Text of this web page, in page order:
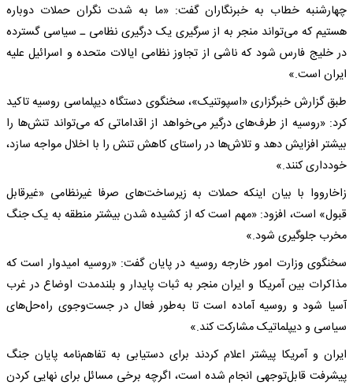
چهارشنبه خطاب به خبرنگاران گفت: «ما به شدت نگران حملات دوباره
هستیم که می‌تواند منجر به از سرگیری یک درگیری نظامی ـ سیاسی گسترده
در خلیج فارس شود که ناشی از تجاوز نظامی ایالات متحده و اسرائیل علیه
ایران است.»
طبق گزارش خبرگزاری «اسپوتنیک»، سخنگوی دستگاه دیپلماسی روسیه تاکید
کرد: «روسیه از طرف‌های درگیر می‌خواهد از اقداماتی که می‌تواند تنش‌ها را
بیشتر افزایش دهد و تلاش‌ها در راستای کاهش تنش را با اخلال مواجه سازد،
خودداری کنند.»
زاخارووا با بیان اینکه حملات به زیرساخت‌های صرفا غیرنظامی «غیرقابل
قبول» است، افزود: «مهم است که از کشیده شدن بیشتر منطقه به یک جنگ
مخرب جلوگیری شود.»
سخنگوی وزارت امور خارجه روسیه در پایان گفت: «روسیه امیدوار است که
مذاکرات بین آمریکا و ایران منجر به ثبات پایدار و بلندمدت اوضاع در غرب
آسیا شود و روسیه آماده است تا به‌طور فعال در جست‌وجوی راه‌حل‌های
سیاسی و دیپلماتیک مشارکت کند.»
ایران و آمریکا پیشتر اعلام کردند برای دستیابی به تفاهم‌نامه پایان جنگ
پیشرفت قابل‌توجهی انجام شده است، اگرچه برخی مسائل برای نهایی کردن